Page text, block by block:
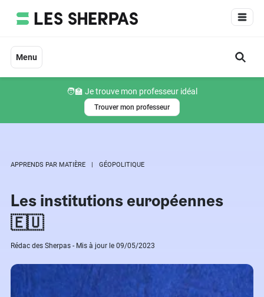
Menu
🧑‍🏫 Je trouve mon professeur idéal
Trouver mon professeur
APPRENDS PAR MATIÈRE GÉOPOLITIQUE
Les institutions européennes
🇪🇺
Rédac des Sherpas - Mis à jour le 09/05/2023